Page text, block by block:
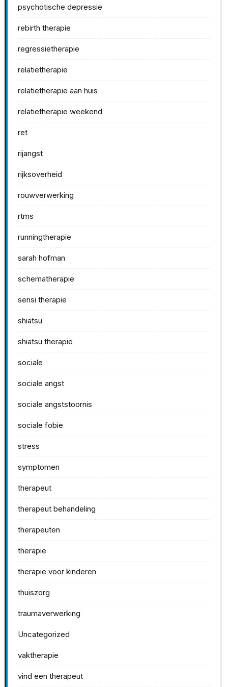
psychotische depressie
rebirth therapie
regressietherapie
relatietherapie
relatietherapie aan huis
relatietherapie weekend
ret
rijangst
rijksoverheid
rouwverwerking
rtms
runningtherapie
sarah hofman
schematherapie
sensi therapie
shiatsu
shiatsu therapie
sociale
sociale angst
sociale angststoornis
sociale fobie
stress
symptomen
therapeut
therapeut behandeling
therapeuten
therapie
therapie voor kinderen
thuiszorg
traumaverwerking
Uncategorized
vaktherapie
vind een therapeut